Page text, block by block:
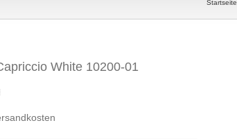
Startseite
White 10200-01